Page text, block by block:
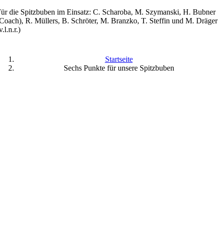
die Spitzbuben im Einsatz: C. Scharoba, M. Szymanski, H. Bubner
R. Müllers, B. Schröter, M. Branzko, T. Steffin und M. Dräger
Startseite
Sechs Punkte für unsere Spitzbuben